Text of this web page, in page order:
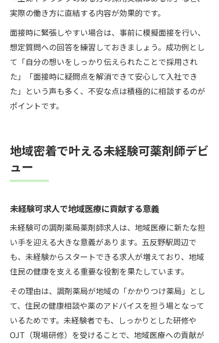
実際の働き方に直結する内容が効果的です。
面接時に緊張しやすい場合は、事前に模擬面接を行い、
想定質問への回答を練習しておきましょう。成功例とし
て「自分の想いをしっかり伝えられたことで採用され
た」「面接時に疑問点を解消できて安心して入社でき
た」という声も多く、不安な点は積極的に相談するのが
ポイントです。
地域密着で叶える未経験可薬剤師デビ
ュー
未経験可求人で地域医療に貢献する意義
未経験可の調剤薬局薬剤師求人は、地域医療に新たな担
い手を迎える大きな意義があります。五反野駅周辺で
も、未経験からスタートできる求人が増えており、地域
住民の健康を支える重要な役割を果たしています。
その理由は、調剤薬局が地域の「かかりつけ薬局」とし
て、住民の健康相談や薬のアドバイスを担う場となって
いるためです。未経験者でも、しっかりとした研修や
OJT（現場研修）を受けることで、地域医療への貢献が